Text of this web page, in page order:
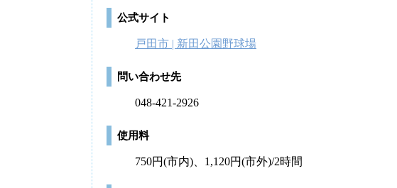
公式サイト
戸田市 | 新田公園野球場
問い合わせ先
048-421-2926
使用料
750円(市内)、1,120円(市外)/2時間